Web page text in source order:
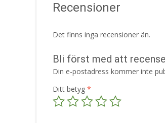
Recensioner
Det finns inga recensioner än.
Bli först med att
Din e-postadress kommer inte
Ditt betyg *